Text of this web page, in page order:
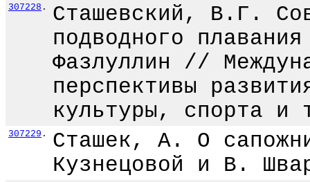
307228 .
Сташевский, В.Г.
подводного
Фазлуллин //
перспективы
культуры, спорта
307229 .
Сташек, А. О
Кузнецовой и В.